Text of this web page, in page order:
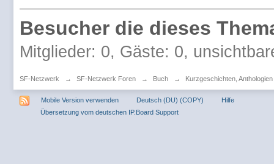
Besucher die dieses
Mitglieder: 0, Gäste: 0,
SF-Netzwerk → SF-Netzwerk Foren → Buch → Kurzgeschichten,
Mobile Version verwenden Deutsch (DU) (COPY)
Hilfe
Übersetzung vom deutschen IP.Board Support